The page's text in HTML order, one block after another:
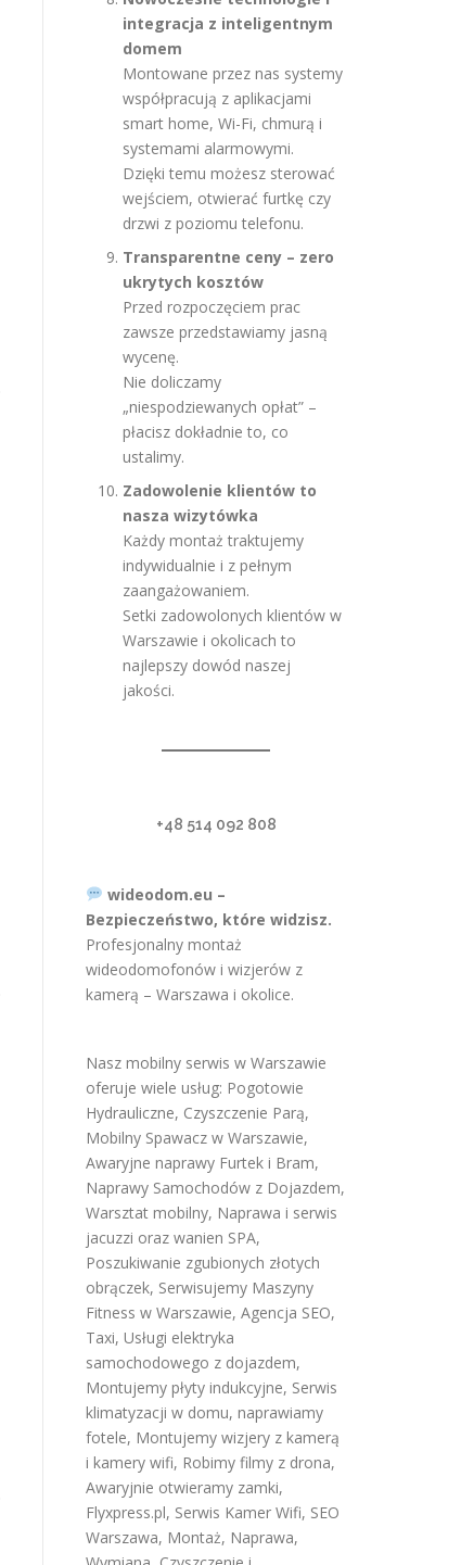
integracja z inteligentnym
domem
Montowane przez nas systemy
współpracują z aplikacjami
smart home, Wi-Fi, chmurą i
systemami alarmowymi.
Dzięki temu możesz sterować
wejściem, otwierać furtkę czy
drzwi z poziomu telefonu.
Transparentne ceny – zero
ukrytych kosztów
Przed rozpoczęciem prac
zawsze przedstawiamy jasną
wycenę.
Nie doliczamy
„niespodziewanych opłat” –
płacisz dokładnie to, co
ustalimy.
Zadowolenie klientów to
nasza wizytówka
Każdy montaż traktujemy
indywidualnie i z pełnym
zaangażowaniem.
Setki zadowolonych klientów w
Warszawie i okolicach to
najlepszy dowód naszej
jakości.
+48 514 092 808
wideodom.eu –
Bezpieczeństwo, które widzisz.
Profesjonalny montaż
wideodomofonów i wizjerów z
kamerą – Warszawa i okolice.
Nasz mobilny serwis w Warszawie
oferuje wiele usług: Pogotowie
Hydrauliczne, Czyszczenie Parą,
Mobilny Spawacz w Warszawie,
Awaryjne naprawy Furtek i Bram,
Naprawy Samochodów z Dojazdem,
Warsztat mobilny, Naprawa i serwis
jacuzzi oraz wanien SPA,
Poszukiwanie zgubionych złotych
obrączek, Serwisujemy Maszyny
Fitness w Warszawie, Agencja SEO,
Taxi, Usługi elektryka
samochodowego z dojazdem,
Montujemy płyty indukcyjne, Serwis
klimatyzacji w domu, naprawiamy
fotele, Montujemy wizjery z kamerą
i kamery wifi, Robimy filmy z drona,
Awaryjnie otwieramy zamki,
Flyxpress.pl, Serwis Kamer Wifi, SEO
Warszawa, Montaż, Naprawa,